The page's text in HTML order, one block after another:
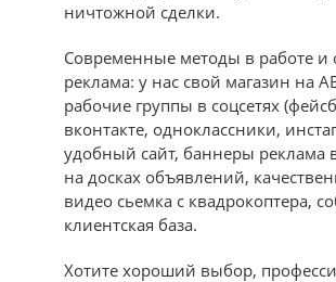
ничтожной сделки.
Современные методы в работе и
реклама: у нас свой магазин на
рабочие группы в соцсетях
вконтакте, одноклассники,
удобный сайт, баннеры реклама в
на досках объявлений,
видео сьемка с квадрокоптера,
клиентская база.
Хотите хороший выбор,